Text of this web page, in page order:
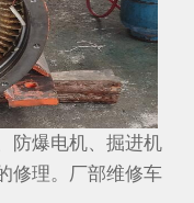
防爆电机、掘进机
修理。厂部维修车